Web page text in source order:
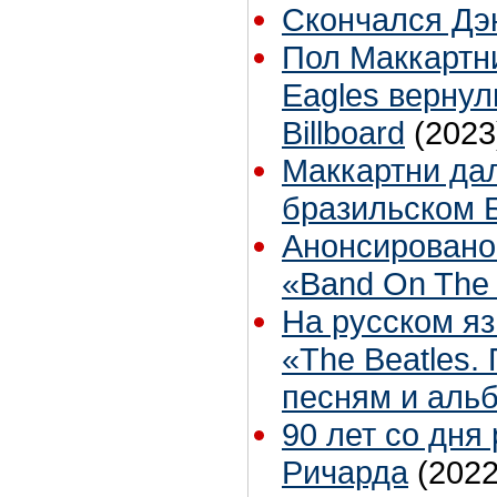
Скончался
Пол
Eagles
Billboard
Маккартни
бразильском
«Band On
На русском
«The Beatles.
песням и
90 лет со дня
Ричарда